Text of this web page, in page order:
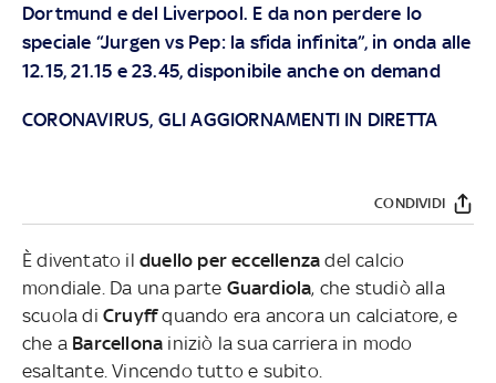
Dortmund e del Liverpool. E da non perdere lo
speciale “Jurgen vs Pep: la sfida infinita”, in onda alle
12.15, 21.15 e 23.45, disponibile anche on demand
CORONAVIRUS, GLI AGGIORNAMENTI IN DIRETTA
CONDIVIDI
È diventato il duello per eccellenza del calcio
mondiale. Da una parte Guardiola, che studiò alla
scuola di Cruyffquando era ancora un calciatore, e
che a Barcellona iniziò la sua carriera in modo
esaltante. Vincendo tutto e subito.